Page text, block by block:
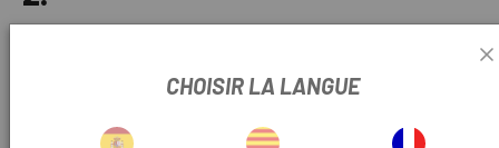
causes et origines des douleurs et dysfonctionnements,
CHOISIR LA LANGUE